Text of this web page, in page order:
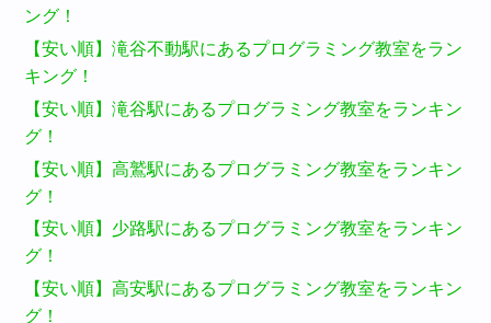
ング！
【安い順】滝谷不動駅にあるプログラミング教室をラン
キング！
【安い順】滝谷駅にあるプログラミング教室をランキン
グ！
【安い順】高鷲駅にあるプログラミング教室をランキン
グ！
【安い順】少路駅にあるプログラミング教室をランキン
グ！
【安い順】高安駅にあるプログラミング教室をランキン
グ！